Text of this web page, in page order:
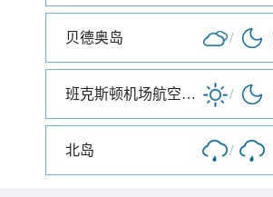
贝德奥岛 /
班克斯顿机场航空气象处 /
北岛 /